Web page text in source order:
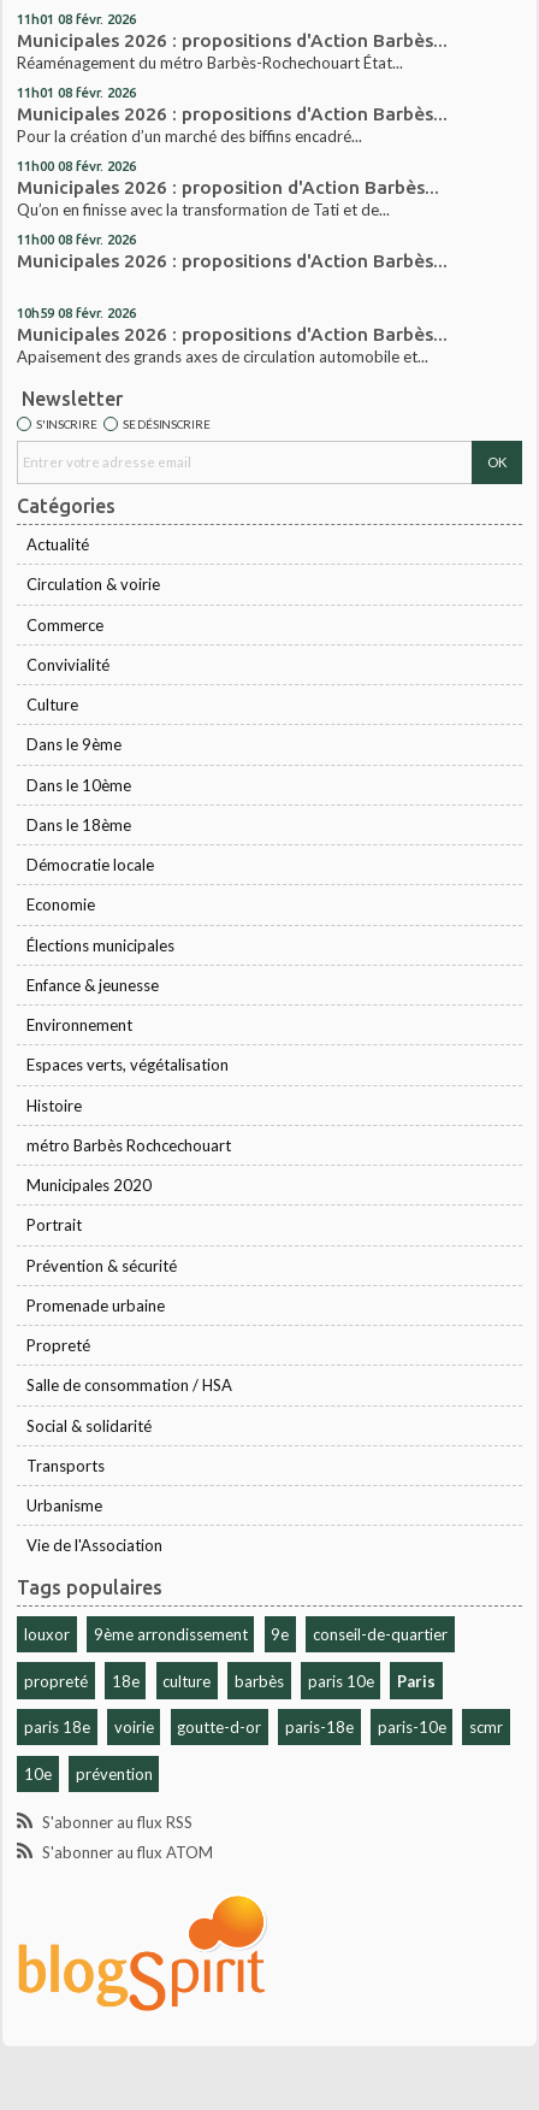
11h01 08 févr. 2026
Municipales 2026 : propositions d'Action Barbès...
Réaménagement du métro Barbès-Rochechouart État...
11h01 08 févr. 2026
Municipales 2026 : propositions d'Action Barbès...
Pour la création d’un marché des biffins encadré...
11h00 08 févr. 2026
Municipales 2026 : proposition d'Action Barbès...
Qu’on en finisse avec la transformation de Tati et de...
11h00 08 févr. 2026
Municipales 2026 : propositions d'Action Barbès...
10h59 08 févr. 2026
Municipales 2026 : propositions d'Action Barbès...
Apaisement des grands axes de circulation automobile et...
Newsletter
S'INSCRIRE SE DÉSINSCRIRE
Catégories
Actualité
Circulation & voirie
Commerce
Convivialité
Culture
Dans le 9ème
Dans le 10ème
Dans le 18ème
Démocratie locale
Economie
Élections municipales
Enfance & jeunesse
Environnement
Espaces verts, végétalisation
Histoire
métro Barbès Rochcechouart
Municipales 2020
Portrait
Prévention & sécurité
Promenade urbaine
Propreté
Salle de consommation / HSA
Social & solidarité
Transports
Urbanisme
Vie de l'Association
Tags populaires
louxor 9ème arrondissement 9e conseil-de-quartier
propreté 18e culture barbès paris 10e Paris
paris 18e voirie goutte-d-or paris-18e paris-10e scmr
10e prévention
S'abonner au flux RSS
S'abonner au flux ATOM